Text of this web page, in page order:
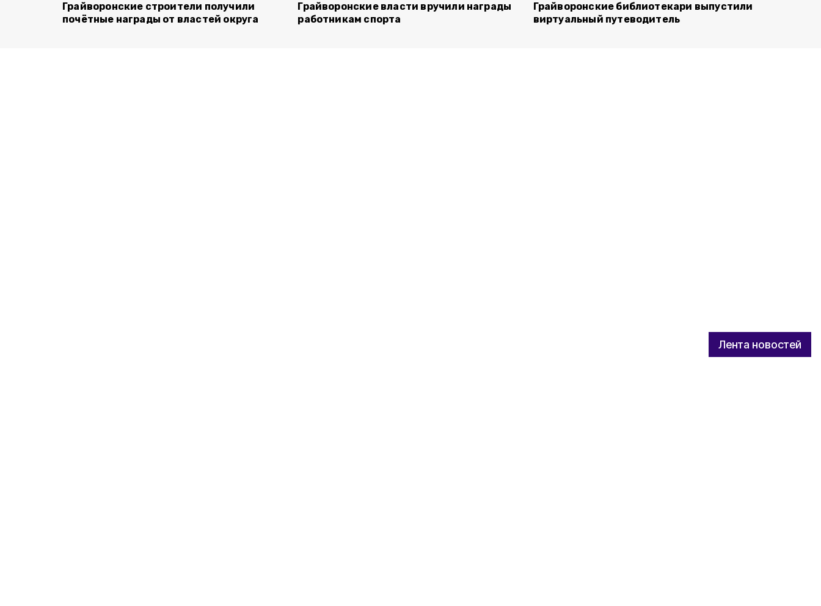
Лента новостей
Грайворонские строители получили
почётные награды от властей округа
Грайворонские власти вручили награды
работникам спорта
Грайворонские библиотекари выпустили
виртуальный путеводитель